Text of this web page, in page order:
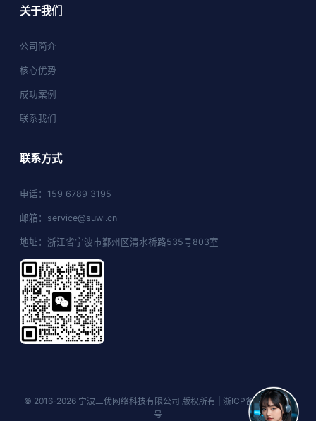
关于我们
公司简介
核心优势
成功案例
联系我们
联系方式
电话：159 6789 3195
邮箱：service@suwl.cn
地址：浙江省宁波市鄞州区清水桥路535号803室
© 2016-2026 宁波三优网络科技有限公司 版权所有 | 浙ICP备16026629
号